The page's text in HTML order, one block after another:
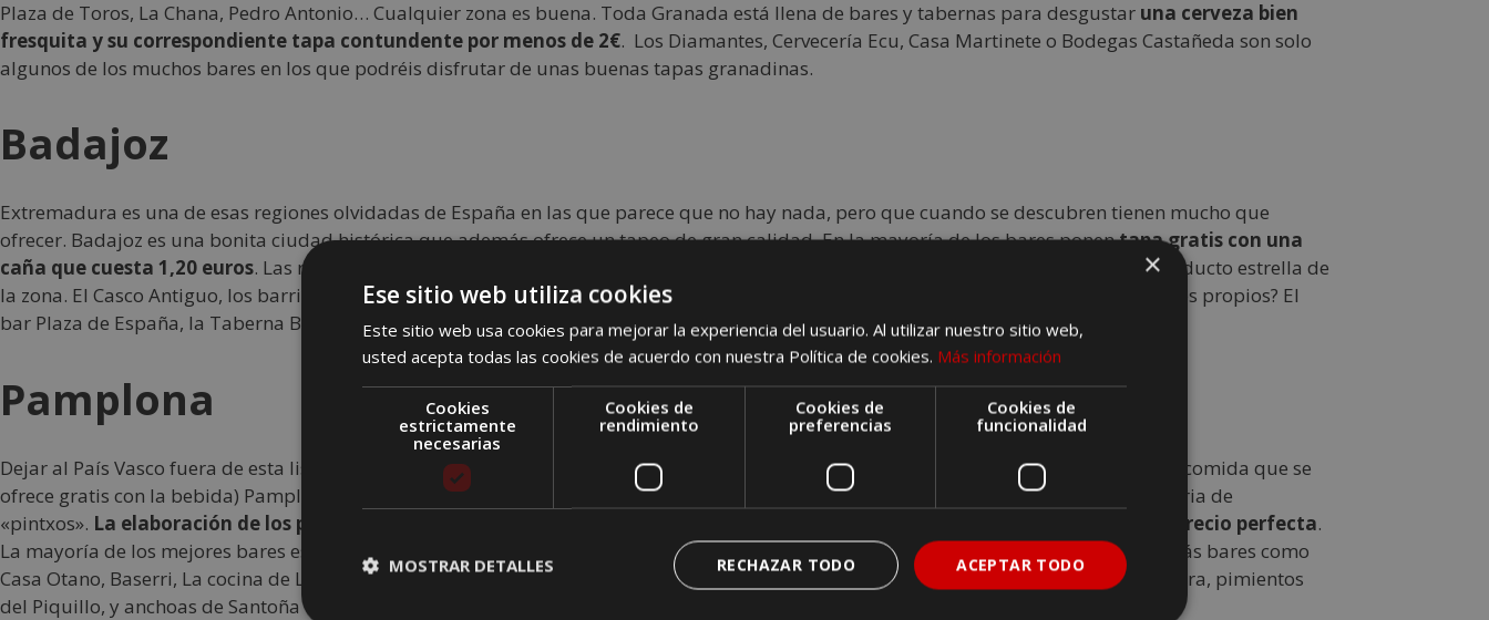
Plaza de Toros, La Chana, Pedro Antonio… Cualquier zona es buena. Toda Granada está llena de bares y tabernas para desgustar una cerveza bien
fresquita y su correspondiente tapa contundente por menos de 2€. Los Diamantes, Cervecería Ecu, Casa Martinete o Bodegas Castañeda son solo
algunos de los muchos bares en los que podréis disfrutar de unas buenas tapas granadinas.
Badajoz
Extremadura es una de esas regiones olvidadas de España en las que parece que no hay nada, pero que cuando se descubren tienen mucho que
ofrecer. Badajoz es una bonita ciudad histórica que además ofrece un tapeo de gran calidad. En la mayoría de los bares ponentapa gratis con una
caña que cuesta 1,20 euros. Las raciones son copiosas: huevos con chorizo, quesos de la tierra, etc. y abunda el ibérico de bellota, producto estrella de
la zona. El Casco Antiguo, los barrios Valdepasillas, San Roque y Santa María de la Cabeza cuentan con una oferta interesante. ¿Nombres propios? El
bar Plaza de España, la Taberna Bigote, la Bodega de la Santina o el Callejón de la Plazuela son referencias obligadas.
Pamplona
Dejar al País Vasco fuera de esta lista es tan injusto como doloroso, pero si nos atenemos estrictamente al concepto de tapa (ración de comida que se
ofrece gratis con la bebida) Pamplona representa mejor que ninguna otra ciudad del norte la esencia de la gastronomía vasca en materia de
«pintxos». La elaboración de los pinchos es simplemente fantástica, la calidad de los vinos sobresaliente y la relación calidad/precio perfecta.
La mayoría de los mejores bares están en el centro y en el Casco Viejo, pero sin duda La Calle San Nicolás es la referencia. Allí encontrarás bares como
Casa Otano, Baserri, La cocina de La Ramos y el bar La Cocina Vasca, y podrás probar productos clásicos y tradicionales como la chistorra, pimientos
del Piquillo, y anchoas de Santoña o «pintxos» de innovación como el de ciervo con hongos y salsa de romero.
×
Ese sitio web utiliza cookies
Este sitio web usa cookies para mejorar la experiencia del usuario. Al utilizar nuestro sitio web,
usted acepta todas las cookies de acuerdo con nuestra Política de cookies. Más información
Cookies
estrictamente
necesarias
Cookies de
rendimiento
Cookies de
preferencias
Cookies de
funcionalidad
ACEPTAR TODO
RECHAZAR TODO
MOSTRAR DETALLES